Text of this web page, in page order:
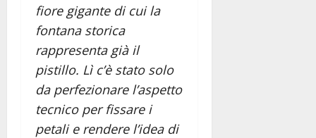
fiore gigante di cui la
fontana storica
rappresenta già il
pistillo. Lì c’è stato solo
da perfezionare l’aspetto
tecnico per fissare i
petali e rendere l’idea di